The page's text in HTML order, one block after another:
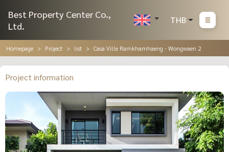
Best Property Center Co.,
Ltd.
THB
Homepage Project list Casa Ville Ramkhamhaeng - Wongwaen 2
Project information